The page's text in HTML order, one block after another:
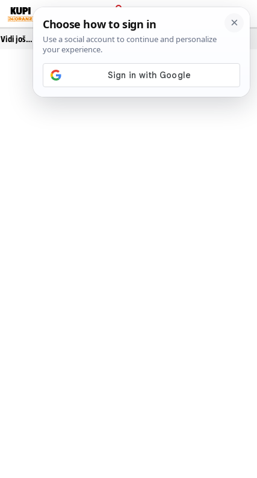
PRIJAVA
Vidi još…